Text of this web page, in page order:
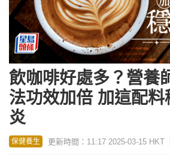
飲咖啡好處多？營養
法功效加倍 加這配
炎
保健養生 更新時間：11:17 2025-03-15 HKT